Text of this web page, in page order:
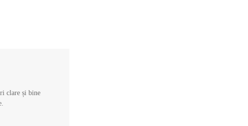
clare și bine